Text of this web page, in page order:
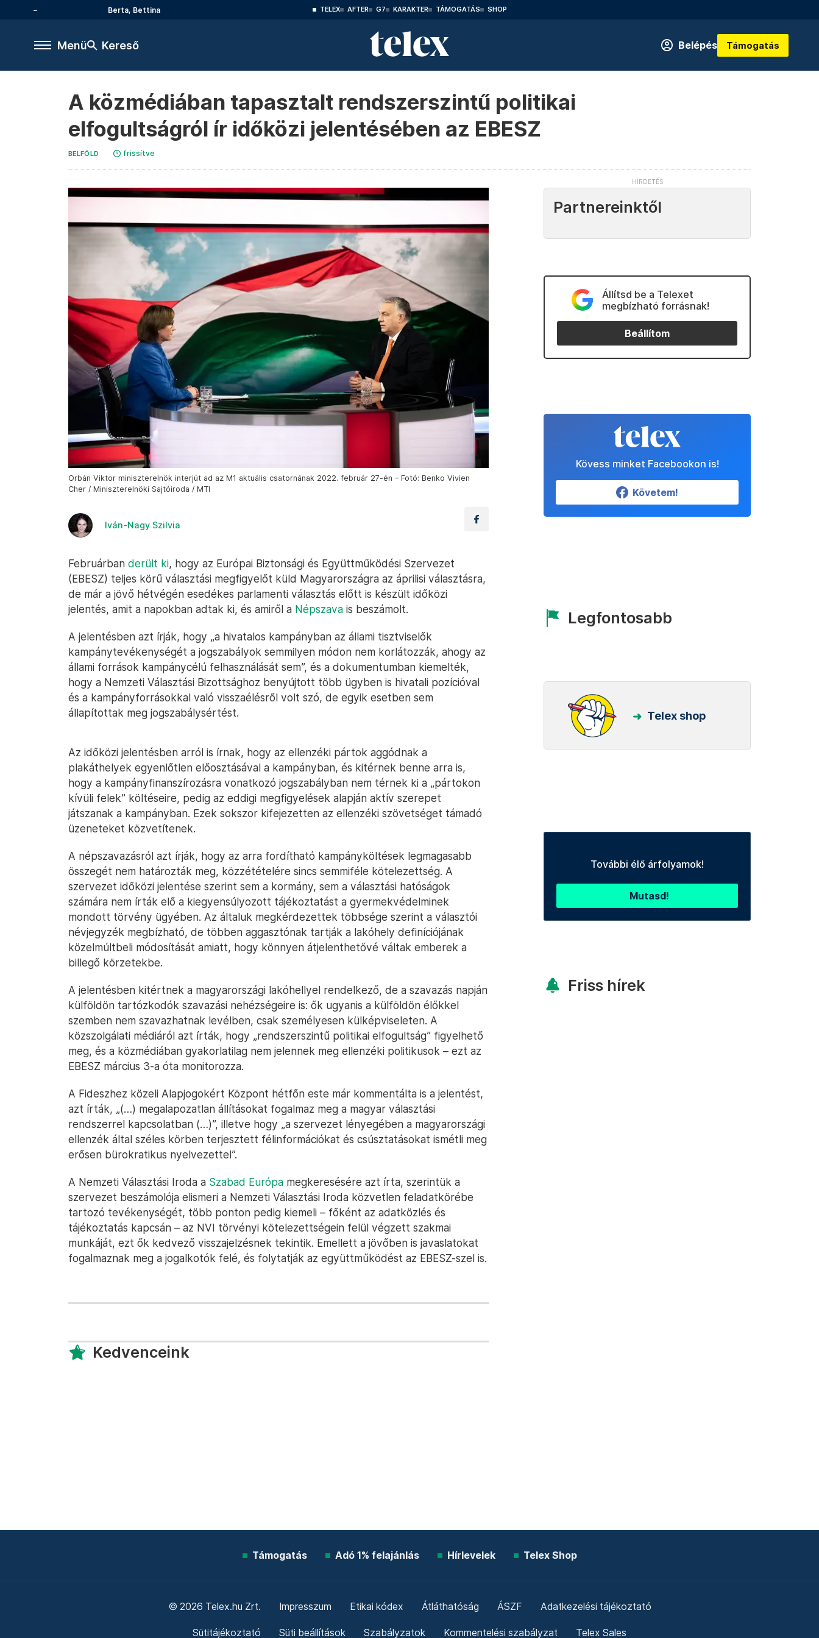
Berta, Bettina TELEX AFTER G7 KARAKTER TÁMOGATÁS SHOP
Menü Kereső Belépés Támogatás
A közmédiában tapasztalt rendszerszintű politikai
elfogultságról ír időközi jelentésében az EBESZ
BELFÖLD frissítve
Orbán Viktor miniszterelnök interjút ad az M1 aktuális csatornának 2022. február 27-én – Fotó: Benko Vivien
Cher / Miniszterelnöki Sajtóiroda / MTI
Iván-Nagy Szilvia
Februárban derült ki, hogy az Európai Biztonsági és Együttműködési Szervezet
(EBESZ) teljes körű választási megfigyelőt küld Magyarországra az áprilisi választásra,
de már a jövő hétvégén esedékes parlamenti választás előtt is készült időközi
jelentés, amit a napokban adtak ki, és amiről a Népszava is beszámolt.
A jelentésben azt írják, hogy „a hivatalos kampányban az állami tisztviselők
kampánytevékenységét a jogszabályok semmilyen módon nem korlátozzák, ahogy az
állami források kampánycélú felhasználását sem”, és a dokumentumban kiemelték,
hogy a Nemzeti Választási Bizottsághoz benyújtott több ügyben is hivatali pozícióval
és a kampányforrásokkal való visszaélésről volt szó, de egyik esetben sem
állapítottak meg jogszabálysértést.
Az időközi jelentésben arról is írnak, hogy az ellenzéki pártok aggódnak a
plakáthelyek egyenlőtlen előosztásával a kampányban, és kitérnek benne arra is,
hogy a kampányfinanszírozásra vonatkozó jogszabályban nem térnek ki a „pártokon
kívüli felek” költéseire, pedig az eddigi megfigyelések alapján aktív szerepet
játszanak a kampányban. Ezek sokszor kifejezetten az ellenzéki szövetséget támadó
üzeneteket közvetítenek.
A népszavazásról azt írják, hogy az arra fordítható kampányköltések legmagasabb
összegét nem határozták meg, közzétételére sincs semmiféle kötelezettség. A
szervezet időközi jelentése szerint sem a kormány, sem a választási hatóságok
számára nem írták elő a kiegyensúlyozott tájékoztatást a gyermekvédelminek
mondott törvény ügyében. Az általuk megkérdezettek többsége szerint a választói
névjegyzék megbízható, de többen aggasztónak tartják a lakóhely definíciójának
közelmúltbeli módosítását amiatt, hogy könnyen átjelenthetővé váltak emberek a
billegő körzetekbe.
A jelentésben kitértnek a magyarországi lakóhellyel rendelkező, de a szavazás napján
külföldön tartózkodók szavazási nehézségeire is: ők ugyanis a külföldön élőkkel
szemben nem szavazhatnak levélben, csak személyesen külképviseleten. A
közszolgálati médiáról azt írták, hogy „rendszerszintű politikai elfogultság” figyelhető
meg, és a közmédiában gyakorlatilag nem jelennek meg ellenzéki politikusok – ezt az
EBESZ március 3-a óta monitorozza.
A Fideszhez közeli Alapjogokért Központ hétfőn este már kommentálta is a jelentést,
azt írták, „(…) megalapozatlan állításokat fogalmaz meg a magyar választási
rendszerrel kapcsolatban (…)”, illetve hogy „a szervezet lényegében a magyarországi
ellenzék által széles körben terjesztett félinformációkat és csúsztatásokat ismétli meg
erősen bürokratikus nyelvezettel”.
A Nemzeti Választási Iroda a Szabad Európa megkeresésére azt írta, szerintük a
szervezet beszámolója elismeri a Nemzeti Választási Iroda közvetlen feladatkörébe
tartozó tevékenységét, több ponton pedig kiemeli – főként az adatközlés és
tájékoztatás kapcsán – az NVI törvényi kötelezettségein felül végzett szakmai
munkáját, ezt ők kedvező visszajelzésnek tekintik. Emellett a jövőben is javaslatokat
fogalmaznak meg a jogalkotók felé, és folytatják az együttműködést az EBESZ-szel is.
Kedvenceink
Partnereinktől
Állítsd be a Telexet
megbízható forrásnak!
Beállítom
Kövess minket Facebookon is!
Követem!
Legfontosabb
Telex shop
További élő árfolyamok!
Mutasd!
Friss hírek
Támogatás Adó 1% felajánlás Hírlevelek Telex Shop
© 2026 Telex.hu Zrt. Impresszum Etikai kódex Átláthatóság ÁSZF Adatkezelési tájékoztató
Sütitájékoztató Süti beállítások Szabályzatok Kommentelési szabályzat Telex Sales